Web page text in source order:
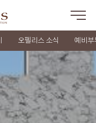
오펠리스 소식 예비부